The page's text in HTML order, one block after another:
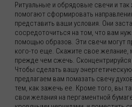
Ритуальные и обрядовые свечи и
помогают сформировать
представить ваши условия. Они
сосредоточиться на том, что вам
помощью образов. Эти свечи могут
кого-то еще. Скажите свое желание,
прежде чем сжечь. Сконцентрируйся
Чтобы сделать вашу
предлагаем вам помазать свечу
тем, как зажечь ее. Кроме того, вы
свои желания на пергаментной